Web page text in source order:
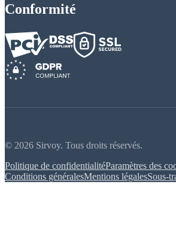
Conformité
© 2026 Sirvoy. Tous droits réservés.
Politique de confidentialitéParamètres des
Conditions généralesMentions légalesSous-